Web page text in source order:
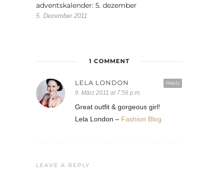
adventskalender: 5. dezember
5. Dezember 2011
1 COMMENT
Reply
LELA LONDON
9. März 2011 at 7:56 p.m.
Great outfit & gorgeous girl!
Lela London – Fashion Blog
LEAVE A REPLY